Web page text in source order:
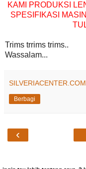
KAMI PRODUKSI
SPESIFIKASI
Trims trrims trims..
Wassalam...
SILVERIACENTER.COM
Berbagi
‹